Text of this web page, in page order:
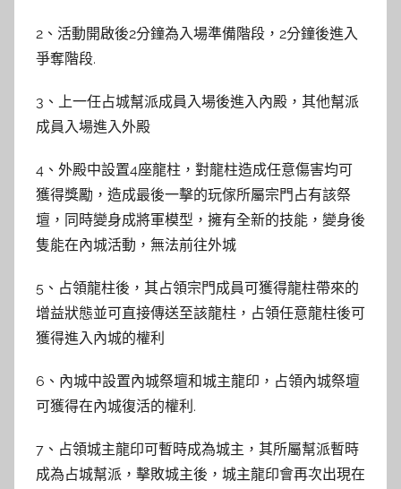
2、活動開啟後2分鐘為入場準備階段，2分鐘後進入
爭奪階段.
3、上一任占城幫派成員入場後進入內殿，其他幫派
成員入場進入外殿
4、外殿中設置4座龍柱，對龍柱造成任意傷害均可
獲得獎勵，造成最後一擊的玩傢所屬宗門占有該祭
壇，同時變身成將軍模型，擁有全新的技能，變身後
隻能在內城活動，無法前往外城
5、占領龍柱後，其占領宗門成員可獲得龍柱帶來的
增益狀態並可直接傳送至該龍柱，占領任意龍柱後可
獲得進入內城的權利
6、內城中設置內城祭壇和城主龍印，占領內城祭壇
可獲得在內城復活的權利.
7、占領城主龍印可暫時成為城主，其所屬幫派暫時
成為占城幫派，擊敗城主後，城主龍印會再次出現在